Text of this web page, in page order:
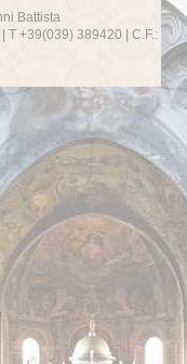
Battista
T +39(039) 389420 | C.F.: